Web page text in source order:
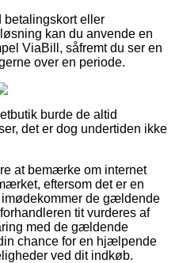
betalingskort eller
kan du anvende en
ViaBill, såfremt du ser en
over en periode.
burde de altid
det er dog undertiden ikke
at bemærke om internet
eftersom det er en
de gældende
tit vurderes af
med de gældende
chance for en hjælpende
ved dit indkøb.